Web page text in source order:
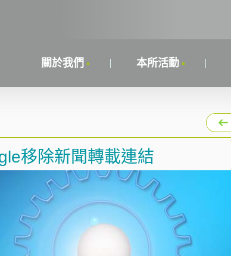
關於我們 本所活動
移除新聞轉載連結